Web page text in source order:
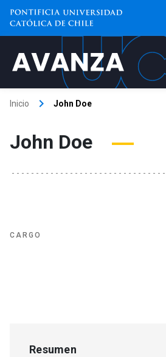
Inicio keyboard_arrow_right John Doe
John Doe
CARGO
Resumen